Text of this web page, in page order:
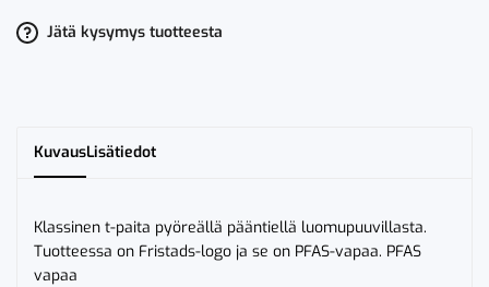
Jätä kysymys tuotteesta
KuvausLisätiedot
Klassinen t-paita pyöreällä pääntiellä luomupuuvillasta.
Tuotteessa on Fristads-logo ja se on PFAS-vapaa. PFAS
vapaa